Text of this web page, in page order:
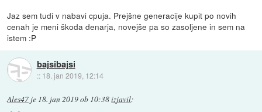
Jaz sem tudi v nabavi cpuja. Prejšne generacije kupit po novih
cenah je meni škoda denarja, novejše pa so zasoljene in sem na
istem :P
bajsibajsi
:: 18. jan 2019, 12:14
Ales47 je 18. jan 2019 ob 10:38izjavil: